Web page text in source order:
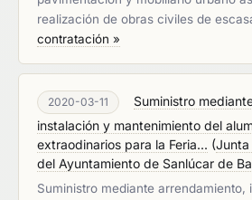
realización de obras civiles de
contratación »
2020-03-11
Suministro
instalación y mantenimiento del
extraodinarios para la Feria... (Junta
del Ayuntamiento de Sanlúcar de
Suministro mediante arrendamiento,